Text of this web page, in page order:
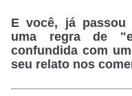
E você, já passou
uma regra de
confundida com
seu relato nos